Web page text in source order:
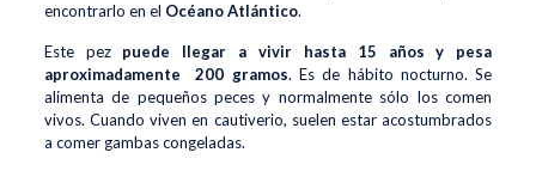
encontrarlo en el Océano Atlántico.
Este pez puede llegar a vivir hasta 15 años y pesa
aproximadamente 200 gramos. Es de hábito nocturno. Se
alimenta de pequeños peces y normalmente sólo los comen
vivos. Cuando viven en cautiverio, suelen estar acostumbrados
a comer gambas congeladas.